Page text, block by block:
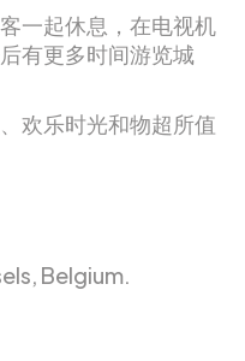
一起休息，在电视机
有更多时间游览城
欢乐时光和物超所值
Belgium.